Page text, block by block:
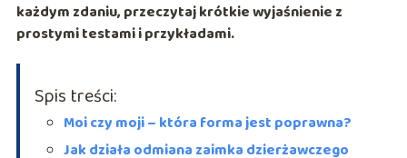
każdym zdaniu, przeczytaj krótkie wyjaśnienie z
prostymi testami i przykładami.
Spis treści:
Moi czy moji – która forma jest poprawna?
Jak działa odmiana zaimka dzierżawczego